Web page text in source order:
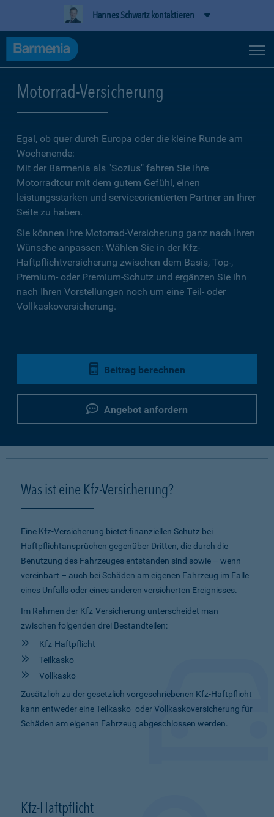
Hannes Schwartz kontaktieren
Motorrad-Versicherung
Egal, ob quer durch Europa oder die kleine Runde am
Wochenende:
Mit der Barmenia als "Sozius" fahren Sie Ihre
Motorradtour mit dem gutem Gefühl, einen
leistungsstarken und serviceorientierten Partner an Ihrer
Seite zu haben.
Sie können Ihre Motorrad-Versicherung ganz nach Ihren
Wünsche anpassen: Wählen Sie in der Kfz-
Haftpflichtversicherung zwischen dem Basis, Top-,
Premium- oder Premium-Schutz und ergänzen Sie ihn
nach Ihren Vorstellungen noch um eine Teil- oder
Vollkaskoversicherung.
Beitrag berechnen
Angebot anfordern
Was ist eine Kfz-Versicherung?
Eine Kfz-Versicherung bietet finanziellen Schutz bei
Haftpflichtansprüchen gegenüber Dritten, die durch die
Benutzung des Fahrzeuges entstanden sind sowie – wenn
vereinbart – auch bei Schäden am eigenen Fahrzeug im Falle
eines Unfalls oder eines anderen versicherten Ereignisses.
Im Rahmen der Kfz-Versicherung unterscheidet man
zwischen folgenden drei Bestandteilen:
Kfz-Haftpflicht
Teilkasko
Vollkasko
Zusätzlich zu der gesetzlich vorgeschriebenen Kfz-Haftpflicht
kann entweder eine Teilkasko- oder Vollkaskoversicherung für
Schäden am eigenen Fahrzeug abgeschlossen werden.
Kfz-Haftpflicht